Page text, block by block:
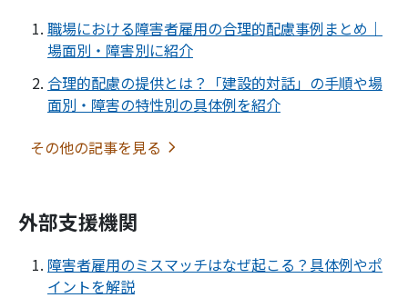
職場における障害者雇用の合理的配慮事例まとめ｜
場面別・障害別に紹介
合理的配慮の提供とは？「建設的対話」の手順や場
面別・障害の特性別の具体例を紹介
その他の記事を見る
外部支援機関
障害者雇用のミスマッチはなぜ起こる？具体例やポ
イントを解説